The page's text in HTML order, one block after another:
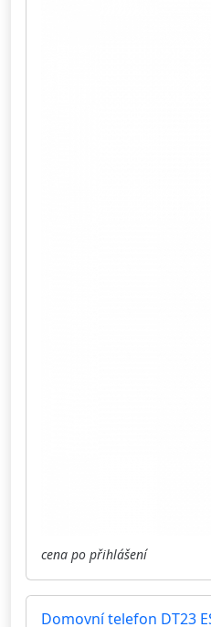
cena po přihlášení
Domovní telefon DT23